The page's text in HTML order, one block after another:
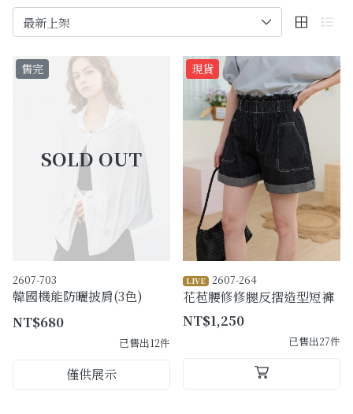
訂單查詢
關於我們
Facebook粉絲專頁
Facebook社團
Instagram
售完
2607-703
韓國機能防曬披肩(3色)
NT$680
已售出12件
僅供展示
現貨
LIVE 2607-264
花苞腰修修腿反摺造型短褲
NT$1,250
已售出27件